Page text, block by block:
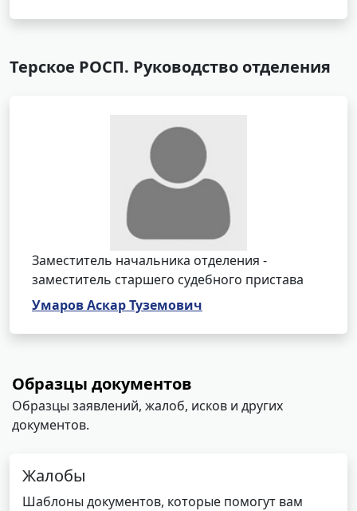
Терское РОСП. Руководство отделения
Заместитель начальника отделения -
заместитель старшего судебного пристава
Умаров Аскар Туземович
Образцы документов
Образцы заявлений, жалоб, исков и других
документов.
Жалобы
Шаблоны документов, которые помогут вам